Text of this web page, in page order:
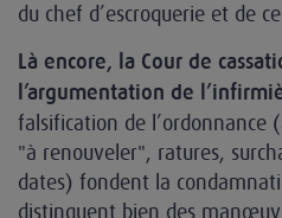
du chef d’escroquerie et de
Là encore, la Cour de
l’argumentation de
falsification de l’ordonnance
"à renouveler", ratures,
dates) fondent la
distinguent bien des